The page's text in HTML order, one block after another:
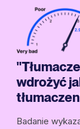
wdrożyć
Badanie